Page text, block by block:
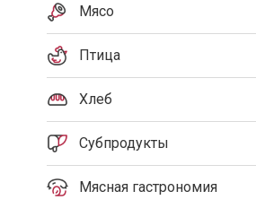
Мясо
Птица
Хлеб
Субпродукты
Мясная гастрономия